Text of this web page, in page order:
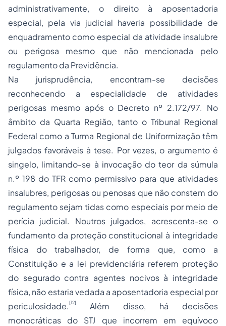
administrativamente, o direito à aposentadoria
especial, pela via judicial haveria possibilidade de
enquadramento como especial da atividade insalubre
ou perigosa mesmo que não mencionada pelo
regulamento da Previdência.
Na jurisprudência, encontram-se decisões
reconhecendo a especialidade de atividades
perigosas mesmo após o Decreto nº 2.172/97. No
âmbito da Quarta Região, tanto o Tribunal Regional
Federal como a Turma Regional de Uniformização têm
julgados favoráveis à tese. Por vezes, o argumento é
singelo, limitando-se à invocação do teor da súmula
n.º 198 do TFR como permissivo para que atividades
insalubres, perigosas ou penosas que não constem do
regulamento sejam tidas como especiais por meio de
perícia judicial. Noutros julgados, acrescenta-se o
fundamento da proteção constitucional à integridade
física do trabalhador, de forma que, como a
Constituição e a lei previdenciária referem proteção
do segurado contra agentes nocivos à integridade
física, não estaria vedada a aposentadoria especial por
periculosidade.[12]
Além disso, há decisões
monocráticas do STJ que incorrem em equívoco